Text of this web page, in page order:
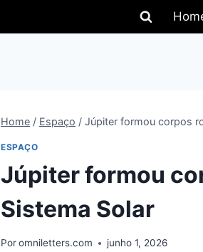
Home / Espaço / Júpiter formou corpos
ESPAÇO
Júpiter formou
Sistema Solar
Poromniletters.com junho 1, 2026